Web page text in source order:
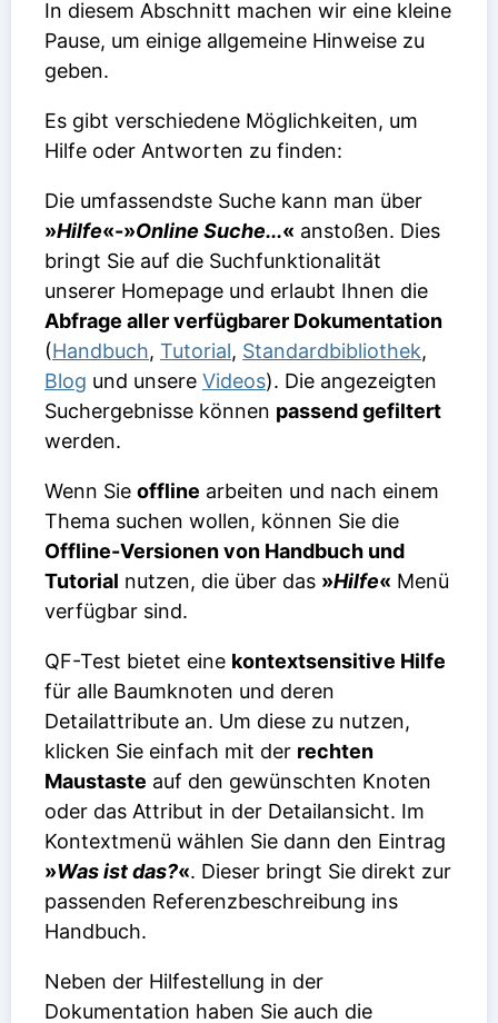
In diesem Abschnitt machen wir eine kleine
Pause, um einige allgemeine Hinweise zu
geben.
Es gibt verschiedene Möglichkeiten, um
Hilfe oder Antworten zu finden:
Die umfassendste Suche kann man über
»Hilfe«-»Online Suche...« anstoßen. Dies
bringt Sie auf die Suchfunktionalität
unserer Homepage und erlaubt Ihnen die
Abfrage aller verfügbarer Dokumentation
(Handbuch, Tutorial, Standardbibliothek,
Blog und unsere Videos). Die angezeigten
Suchergebnisse können passend gefiltert
werden.
Wenn Sie offline arbeiten und nach einem
Thema suchen wollen, können Sie die
Offline-Versionen von Handbuch und
Tutorial nutzen, die über das »Hilfe« Menü
verfügbar sind.
QF-Test bietet eine kontextsensitive Hilfe
für alle Baumknoten und deren
Detailattribute an. Um diese zu nutzen,
klicken Sie einfach mit der rechten
Maustaste auf den gewünschten Knoten
oder das Attribut in der Detailansicht. Im
Kontextmenü wählen Sie dann den Eintrag
»Was ist das?«. Dieser bringt Sie direkt zur
passenden Referenzbeschreibung ins
Handbuch.
Neben der Hilfestellung in der
Dokumentation haben Sie auch die